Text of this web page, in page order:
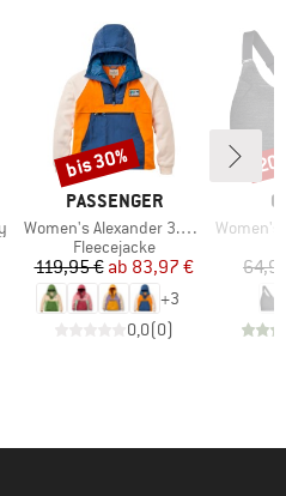
Preis
MARKE
PASSENGER
Artikel
Women's Alexander 3.0 Recycled Hooded Polar Fleece
Produktgruppe
Fleecejacke
Preis
119,95 € reduzierter Preis
ab 83,97 €
+3
0,0(0)
Rabatt
bis 30%
Artikel
Women's 150